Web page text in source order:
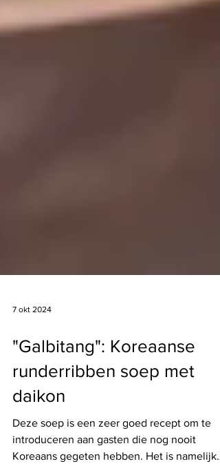
7 okt 2024
"Galbitang": Koreaanse
runderribben soep met
daikon
Deze soep is een zeer goed recept om te